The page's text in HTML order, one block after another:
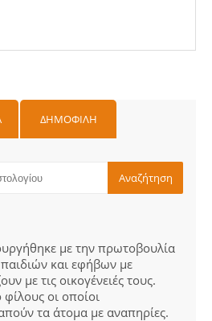
ΔΗΜΟΦΙΛΗ
με την πρωτοβουλία
και εφήβων με
με τις οικογένειές τους.
οι οποίοι
τα άτομα με αναπηρίες.